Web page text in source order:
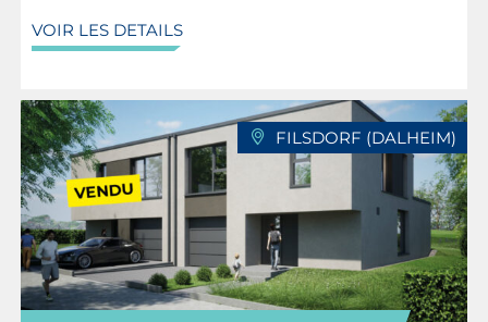
VOIR LES DETAILS
FILSDORF (DALHEIM)